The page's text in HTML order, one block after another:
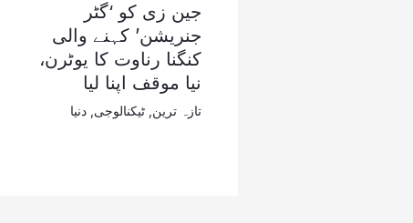
جین زی کو ‘گٹر
جنریشن’ کہنے والی
کنگنا رناوت کا یوٹرن،
نیا موقف اپنا لیا
تازہ ترین ٹیکنالوجی دنیا